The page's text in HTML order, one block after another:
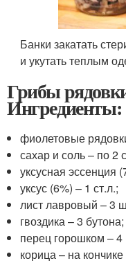
Банки закатать
и укутать теплым
Грибы
Ингредиенты:
фиолетовые
сахар и соль – по 2
уксусная эссенция
уксус (6%) – 1 ст.л.;
лист лавровый – 3
гвоздика – 3 бутона;
перец горошком – 4
корица – на